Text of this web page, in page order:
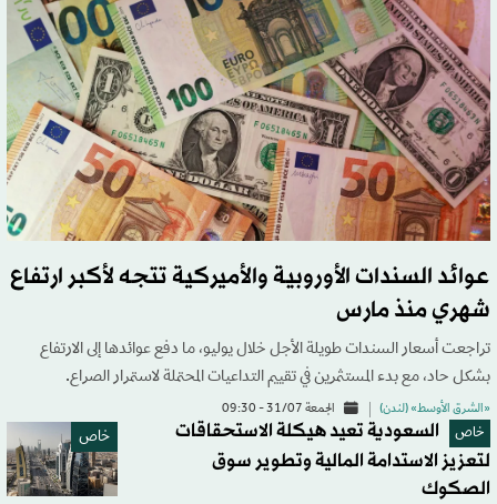
عوائد السندات الأوروبية والأميركية تتجه لأكبر ارتفاع
شهري منذ مارس
تراجعت أسعار السندات طويلة الأجل خلال يوليو، ما دفع عوائدها إلى الارتفاع
بشكل حاد، مع بدء المستثمرين في تقييم التداعيات المحتملة لاستمرار الصراع.
«الشرق الأوسط» (لندن) الجمعة 31/07 - 09:30
خاص خاص
السعودية تعيد هيكلة الاستحقاقات
لتعزيز الاستدامة المالية وتطوير سوق
الصكوك